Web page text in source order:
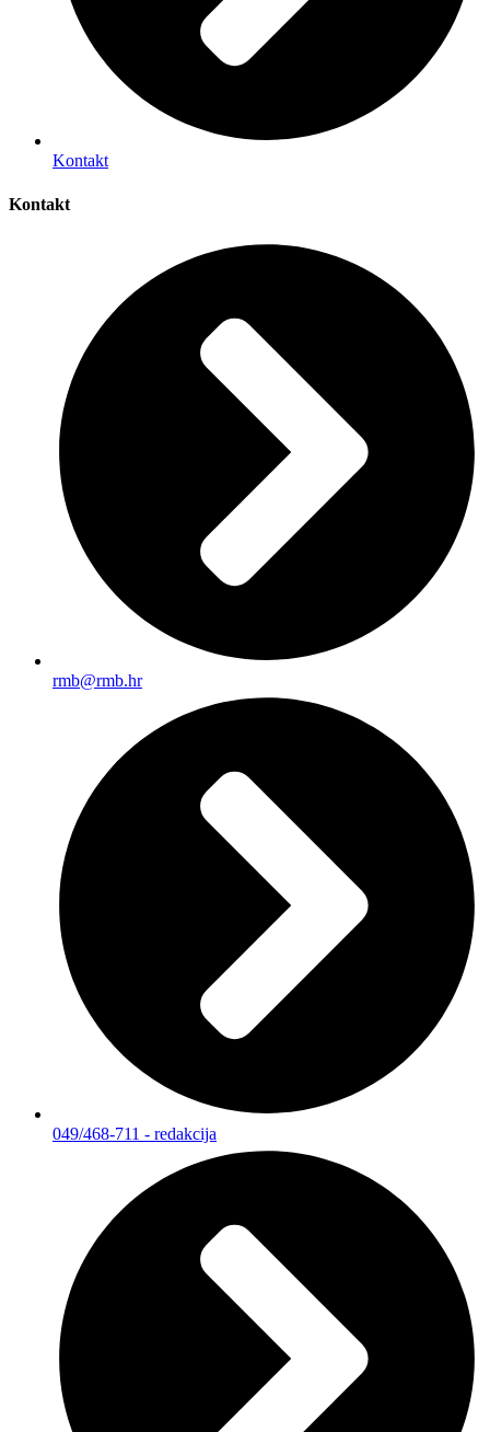
Kontakt
Kontakt
rmb@rmb.hr
049/468-711 - redakcija